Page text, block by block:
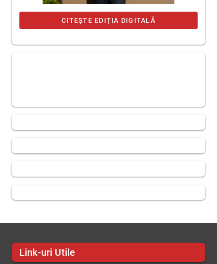
CITEȘTE EDIȚIA DIGITALĂ
Link-uri Utile